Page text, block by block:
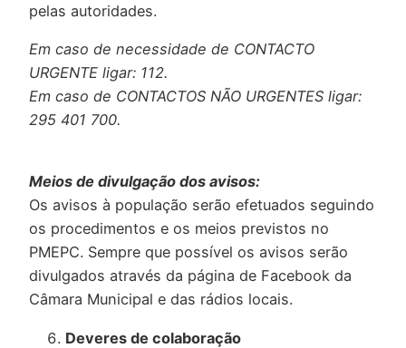
pelas autoridades.
Em caso de necessidade de CONTACTO
URGENTE ligar: 112.
Em caso de CONTACTOS NÃO URGENTES ligar:
295 401 700.
Meios de divulgação dos avisos:
Os avisos à população serão efetuados seguindo
os procedimentos e os meios previstos no
PMEPC. Sempre que possível os avisos serão
divulgados através da página de Facebook da
Câmara Municipal e das rádios locais.
Deveres de colaboração